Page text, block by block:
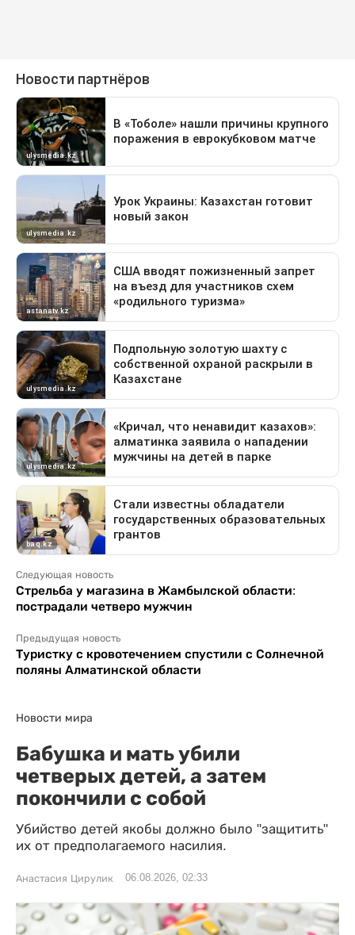
Следующая новость
Стрельба у магазина в Жамбылской области:
пострадали четверо мужчин
Предыдущая новость
Туристку с кровотечением спустили с Солнечной
поляны Алматинской области
Новости мира
Бабушка и мать убили
четверых детей, а затем
покончили с собой
Убийство детей якобы должно было "защитить"
их от предполагаемого насилия.
Анастасия Цирулик 06.08.2026, 02:33